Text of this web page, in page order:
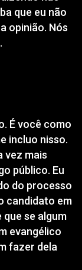
que eu não
opinião. Nós
É você como
incluo nisso.
vez mais
público. Eu
do processo
candidato em
se algum
evangélico
fazer dela